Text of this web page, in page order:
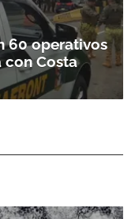
60 operativos
con Costa